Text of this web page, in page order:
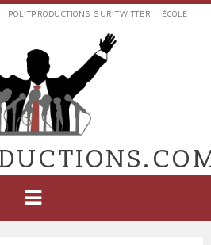
POLITPRODUCTIONS SUR TWITTER ÉCOLE